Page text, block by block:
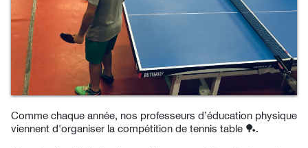
Comme chaque année, nos professeurs d’éducation physique
viennent d'organiser la compétition de tennis table 🏓.